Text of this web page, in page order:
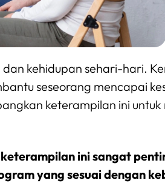
kehidupan sehari-hari.
seseorang mencapai
keterampilan ini
ini sangat
yang sesuai dengan